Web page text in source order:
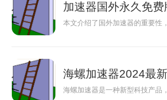
加速器国外永久免费
本文介绍了国外加速器的重要性
海螺加速器2024最
海螺加速器是一种新型科技产品